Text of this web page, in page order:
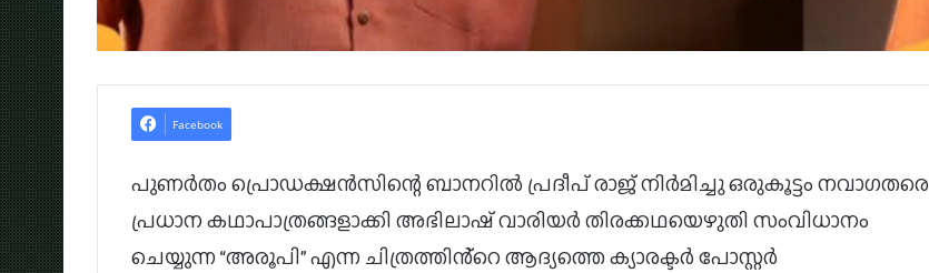
Facebook
പുണർതം പ്രൊഡക്ഷൻസിന്റെ ബാനറിൽ പ്രദീപ്‌ രാജ് നിർമിച്ചു ഒരുകൂട്ടം നവാഗതരെ
പ്രധാന കഥാപാത്രങ്ങളാക്കി അഭിലാഷ് വാരിയർ തിരക്കഥയെഴുതി സംവിധാനം
ചെയ്യുന്ന “അരൂപി” എന്ന ചിത്രത്തിൻ്റെ ആദ്യത്തെ ക്യാരക്ടർ പോസ്റ്റർ